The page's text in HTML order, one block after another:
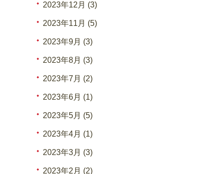
2023年12月 (3)
2023年11月 (5)
2023年9月 (3)
2023年8月 (3)
2023年7月 (2)
2023年6月 (1)
2023年5月 (5)
2023年4月 (1)
2023年3月 (3)
2023年2月 (2)